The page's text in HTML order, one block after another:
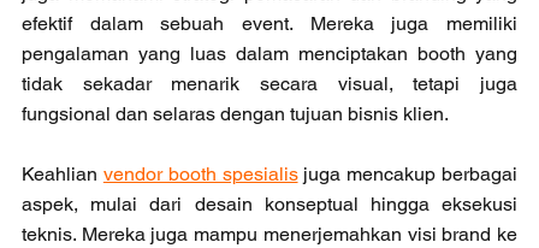
efektif dalam sebuah event. Mereka juga memiliki
pengalaman yang luas dalam menciptakan booth yang
tidak sekadar menarik secara visual, tetapi juga
fungsional dan selaras dengan tujuan bisnis klien.
Keahlian vendor booth spesialis juga mencakup berbagai
aspek, mulai dari desain konseptual hingga eksekusi
teknis. Mereka juga mampu menerjemahkan visi brand ke